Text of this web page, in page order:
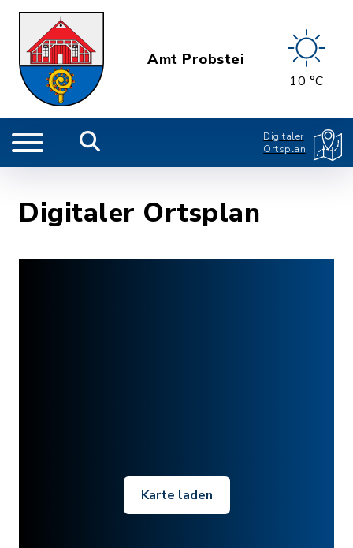
Amt Probstei
10 °C
Digitaler
Ortsplan
Digitaler Ortsplan
Karte laden